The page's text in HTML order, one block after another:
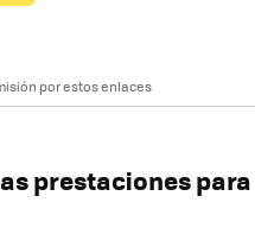
por estos enlaces
prestaciones para